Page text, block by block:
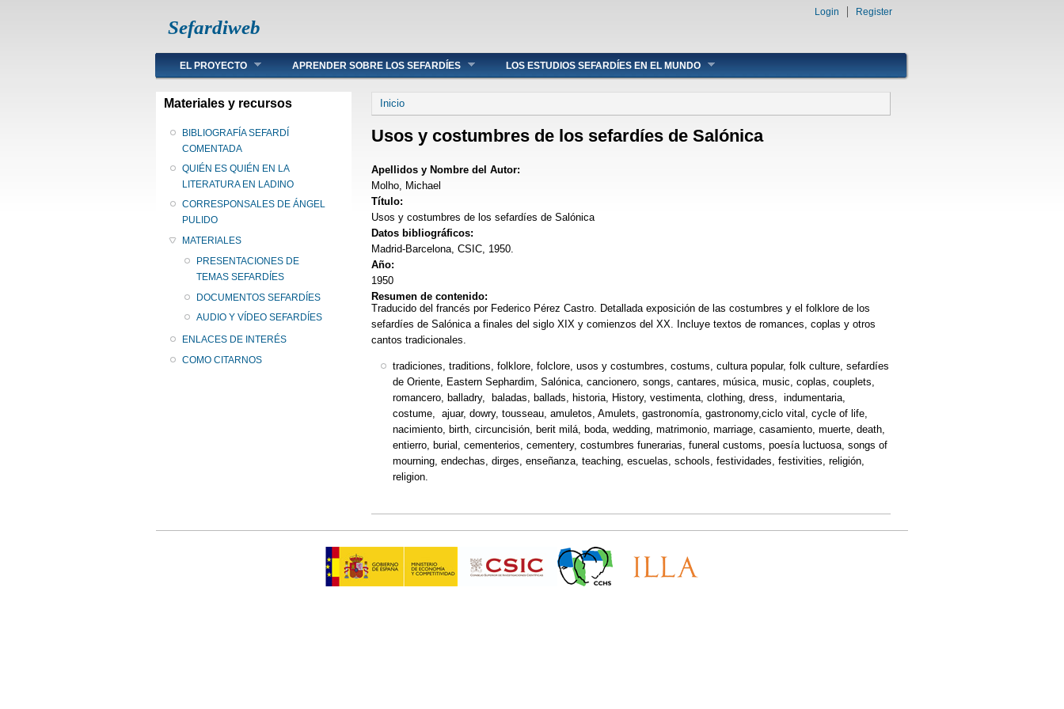
Sefardiweb
Login Register
Main menu
EL PROYECTO APRENDER SOBRE LOS SEFARDÍES LOS ESTUDIOS SEFARDÍES EN EL MUNDO
Materiales y recursos
BIBLIOGRAFÍA SEFARDÍ
COMENTADA
QUIÉN ES QUIÉN EN LA
LITERATURA EN LADINO
CORRESPONSALES DE ÁNGEL
PULIDO
MATERIALES
PRESENTACIONES DE
TEMAS SEFARDÍES
DOCUMENTOS SEFARDÍES
AUDIO Y VÍDEO SEFARDÍES
ENLACES DE INTERÉS
COMO CITARNOS
Se encuentra usted aquí
Inicio
Usos y costumbres de los sefardíes de Salónica
Apellidos y Nombre del Autor:
Molho, Michael
Título:
Usos y costumbres de los sefardíes de Salónica
Datos bibliográficos:
Madrid-Barcelona, CSIC, 1950.
Año:
1950
Resumen de contenido:
Traducido del francés por Federico Pérez Castro. Detallada exposición de las costumbres y el folklore de los
sefardíes de Salónica a finales del siglo XIX y comienzos del XX. Incluye textos de romances, coplas y otros
cantos tradicionales.
tradiciones, traditions, folklore, folclore, usos y costumbres, costums, cultura popular, folk culture, sefardíes
de Oriente, Eastern Sephardim, Salónica, cancionero, songs, cantares, música, music, coplas, couplets,
romancero, balladry, baladas, ballads, historia, History, vestimenta, clothing, dress, indumentaria,
costume, ajuar, dowry, tousseau, amuletos, Amulets, gastronomía, gastronomy,ciclo vital, cycle of life,
nacimiento, birth, circuncisión, berit milá, boda, wedding, matrimonio, marriage, casamiento, muerte, death,
entierro, burial, cementerios, cementery, costumbres funerarias, funeral customs, poesía luctuosa, songs of
mourning, endechas, dirges, enseñanza, teaching, escuelas, schools, festividades, festivities, religión,
religion.